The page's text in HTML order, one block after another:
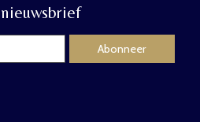
Abonneer